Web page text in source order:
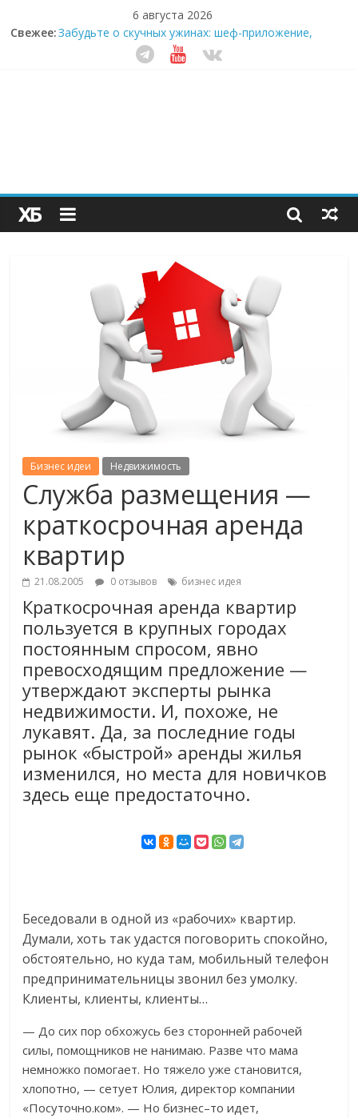
6 августа 2026
Свежее:Секрет супергидратации: почему кокосовая вода с
пребиотиками становится главным трендом
здорового питания
сливки меняют утренний ритуал
Как простая наклейка заставляет миллионы людей
не забывать о самом важном креме этим летом
Бизнес идеи Недвижимость
Служба размещения —
краткосрочная аренда
квартир
21.08.2005 0 отзывов бизнес идея
Краткосрочная аренда квартир
пользуется в крупных городах
постоянным спросом, явно
превосходящим предложение —
утверждают эксперты рынка
недвижимости. И, похоже, не
лукавят. Да, за последние годы
рынок «быстрой» аренды жилья
изменился, но места для новичков
здесь еще предостаточно.
Беседовали в одной из «рабочих» квартир.
Думали, хоть так удастся поговорить спокойно,
обстоятельно, но куда там, мобильный телефон
предпринимательницы звонил без умолку.
Клиенты, клиенты, клиенты…
— До сих пор обхожусь без сторонней рабочей
силы, помощников не нанимаю. Разве что мама
немножко помогает. Но тяжело уже становится,
хлопотно, — сетует Юлия, директор компании
«Посуточно.ком». — Но бизнес–то идет,